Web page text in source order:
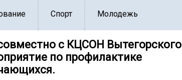
Спорт Молодежь
с КЦСОН Вытегорского
по профилактике